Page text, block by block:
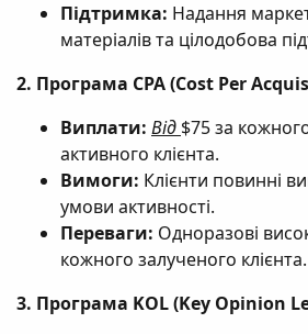
Підтримка: Надання
матеріалів та цілодобова
2. Програма CPA (Cost Per
Виплати: Від $75 за
активного клієнта.
Вимоги: Клієнти повинні
умови активності.
Переваги: Одноразові
кожного залученого клієнта.
3. Програма KOL (Key Opinion